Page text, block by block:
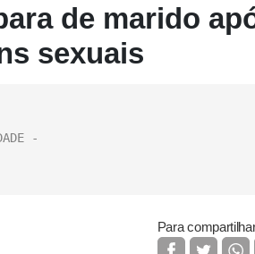
de marido
sexuais
Para